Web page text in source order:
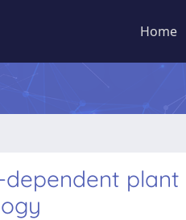
Home
plant